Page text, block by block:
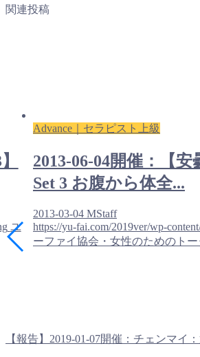
関連投稿
ユ
Advance｜セラピスト上級
2013-06-04開催：【安
Set 3 お腹から体全...
2013-03-04 MStaff
https://yu-fai.com/2019ver/wp-
ーファイ協会・女性のためのト
【報告】2019-01-07開催：チェンマイ